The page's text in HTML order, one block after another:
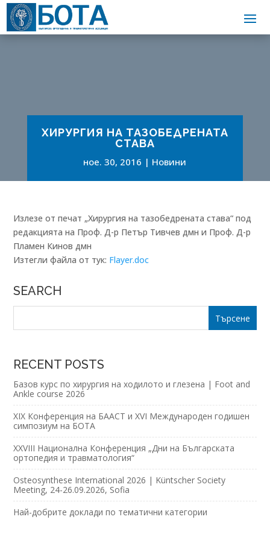
ХИРУРГИЯ НА ТАЗОБЕДРЕНАТА
СТАВА
ное. 30, 2016 Новини
Излезе от печат „Хирургия на тазобедрената става“ под
редакцията на Проф. Д-р Петър Тивчев дмн и Проф. Д-р
Пламен Кинов дмн
Изтегли файла от тук: Flayer.doc
SEARCH
RECENT POSTS
Базов курс по хирургия на ходилото и глезена | Foot and
Ankle course 2026
XIX Конференция на БААСТ и XVI Международен годишен
симпозиум на БОТА
XXVIII Национална Конференция „Дни на Българската
ортопедия и травматология“
Osteosynthese International 2026 | Küntscher Society
Meeting, 24-26.09.2026, Sofia
Най-добрите доклади по тематични категории